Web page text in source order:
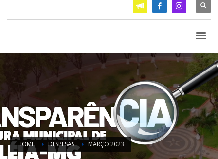
HOME DESPESAS MARÇO 2023